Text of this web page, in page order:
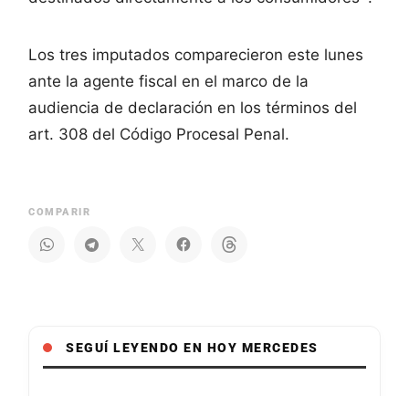
Los tres imputados comparecieron este lunes
ante la agente fiscal en el marco de la
audiencia de declaración en los términos del
art. 308 del Código Procesal Penal.
COMPARIR
SEGUÍ LEYENDO EN HOY MERCEDES